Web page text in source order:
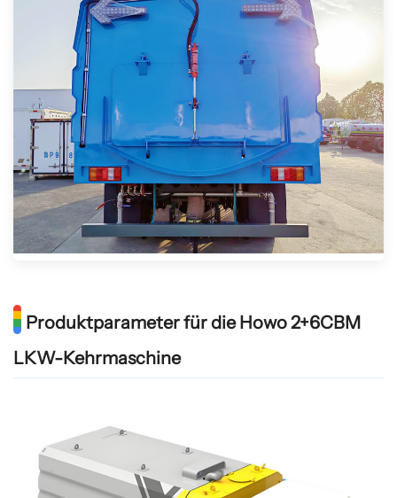
Produktparameter für die Howo 2+6CBM
LKW-Kehrmaschine